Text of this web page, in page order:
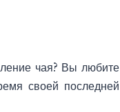
чая? Вы любите
своей последней